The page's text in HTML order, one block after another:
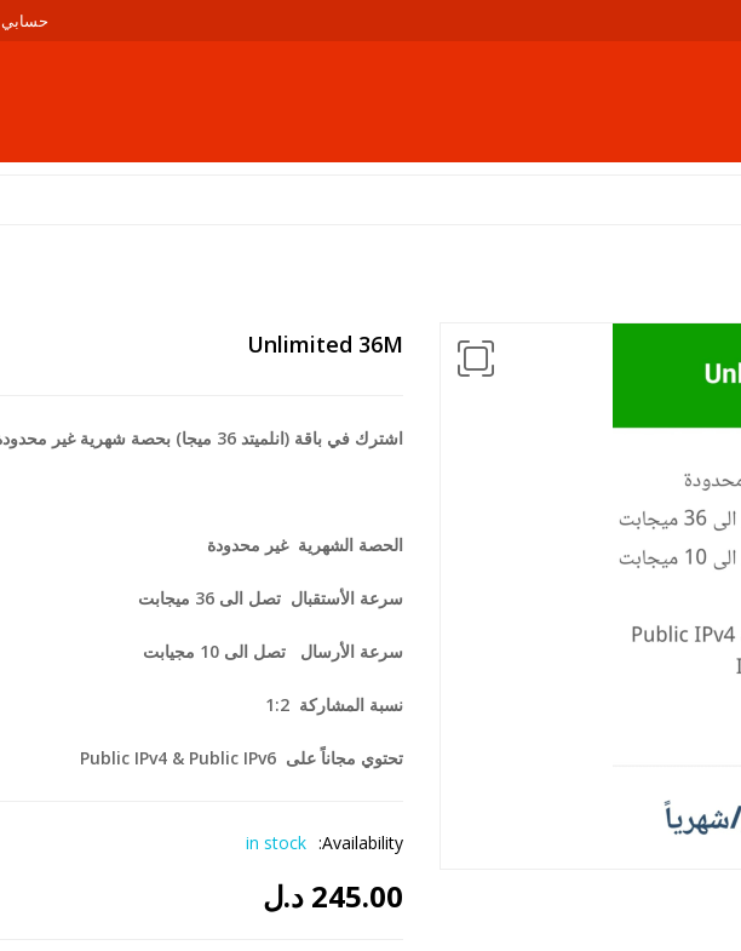
حسابي
Unlimited 36M
اشترك في باقة (انلميتد 36 ميجا) بحصة شهرية غير محدودة
الحصة الشهرية غير محدودة
سرعة الأستقبال تصل الى 36 ميجابت
سرعة الأرسال تصل الى 10 مجيابت
نسبة المشاركة 1:2
تحتوي مجاناً على Public IPv4 & Public IPv6
Availability:
in stock
245.00 د.ل